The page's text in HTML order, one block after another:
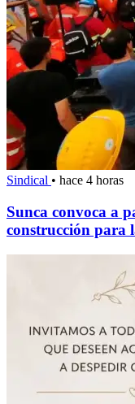
Sindical • hace 4 horas
Sunca convoca a
construcción para